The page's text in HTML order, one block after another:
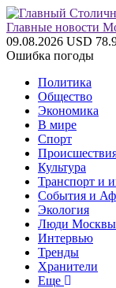
Главные новости
09.08.2026 USD
Ошибка погоды
Политика
Общество
Экономика
В мире
Спорт
Культура
Транспорт и
События и
Экология
Люди Москвы
Интервью
Тренды
Хранители
Еще